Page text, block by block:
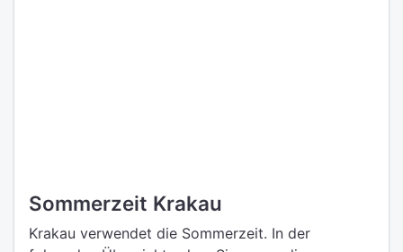
Sommerzeit Krakau
Krakau verwendet die Sommerzeit. In der